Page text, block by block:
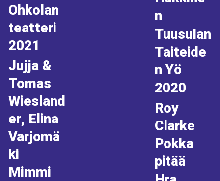
Ohkolan
teatteri
2021
Jujja &
Tomas
Wiesland
er, Elina
Varjomä
ki
Mimmi
n
Tuusulan
Taiteide
n Yö
2020
Roy
Clarke
Pokka
pitää